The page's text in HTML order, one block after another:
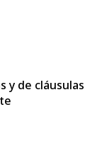
y de cláusulas